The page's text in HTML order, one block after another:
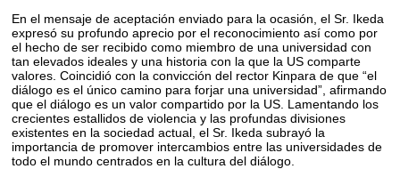
En el mensaje de aceptación enviado para la ocasión, el Sr. Ikeda
expresó su profundo aprecio por el reconocimiento así como por
el hecho de ser recibido como miembro de una universidad con
tan elevados ideales y una historia con la que la US comparte
valores. Coincidió con la convicción del rector Kinpara de que “el
diálogo es el único camino para forjar una universidad”, afirmando
que el diálogo es un valor compartido por la US. Lamentando los
crecientes estallidos de violencia y las profundas divisiones
existentes en la sociedad actual, el Sr. Ikeda subrayó la
importancia de promover intercambios entre las universidades de
todo el mundo centrados en la cultura del diálogo.